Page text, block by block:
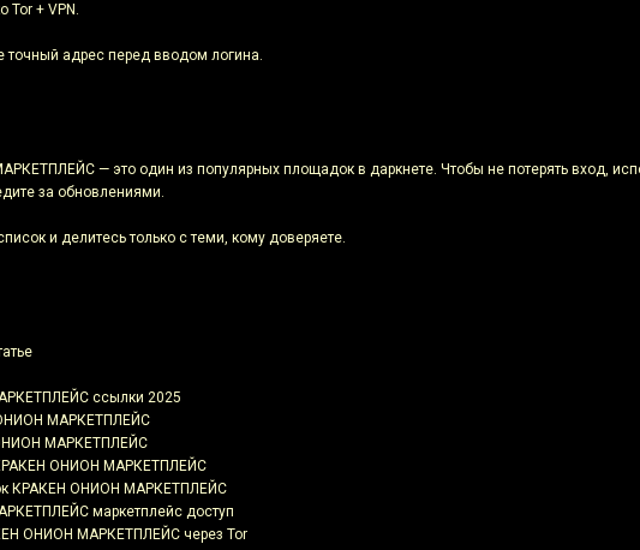
Tor + VPN.
точный адрес перед вводом логина.
— это один из популярных площадок в даркнете. Чтобы не потерять вход,
за обновлениями.
и делитесь только с теми, кому доверяете.
ссылки 2025
МАРКЕТПЛЕЙС
МАРКЕТПЛЕЙС
ОНИОН МАРКЕТПЛЕЙС
КРАКЕН ОНИОН МАРКЕТПЛЕЙС
маркетплейс доступ
ОНИОН МАРКЕТПЛЕЙС через Tor